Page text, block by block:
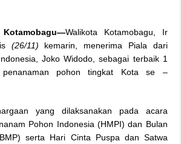
Kotamobagu—Walikota Kotamobagu, Ir
(26/11) kemarin, menerima Piala dari
Joko Widodo, sebagai terbaik 1
pohon tingkat Kota se –
yang dilaksanakan pada acara
Pohon Indonesia (HMPI) dan Bulan
serta Hari Cinta Puspa dan Satwa